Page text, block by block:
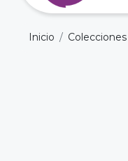
Inicio Colecciones